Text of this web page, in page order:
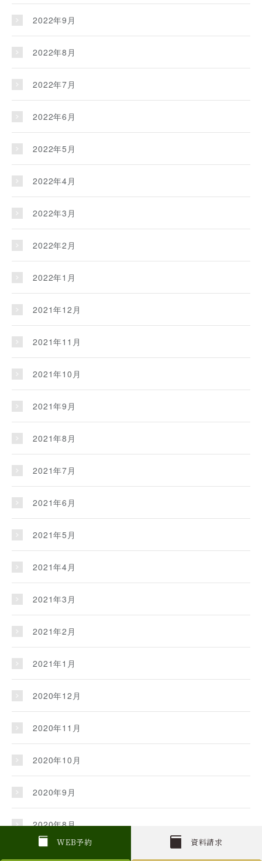
W EB予約 資料請求
2022年9月
2022年8月
2022年7月
2022年6月
2022年5月
2022年4月
2022年3月
2022年2月
2022年1月
2021年12月
2021年11月
2021年10月
2021年9月
2021年8月
2021年7月
2021年6月
2021年5月
2021年4月
2021年3月
2021年2月
2021年1月
2020年12月
2020年11月
2020年10月
2020年9月
2020年8月